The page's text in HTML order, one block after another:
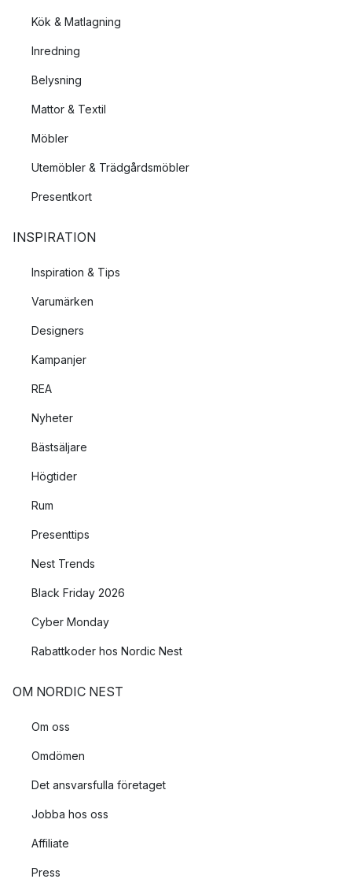
Kök & Matlagning
Inredning
Belysning
Mattor & Textil
Möbler
Utemöbler & Trädgårdsmöbler
Presentkort
INSPIRATION
Inspiration & Tips
Varumärken
Designers
Kampanjer
REA
Nyheter
Bästsäljare
Högtider
Rum
Presenttips
Nest Trends
Black Friday 2026
Cyber Monday
Rabattkoder hos Nordic Nest
OM NORDIC NEST
Om oss
Omdömen
Det ansvarsfulla företaget
Jobba hos oss
Affiliate
Press